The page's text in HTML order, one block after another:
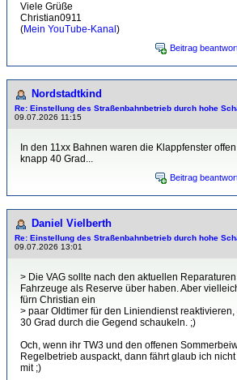
Viele Grüße
Christian0911
(Mein YouTube-Kanal )
Beitrag
Nordstadtkind
Re: Einstellung des Straßenbahnbetrieb durch hohe
09.07.2026 11:15
In den 11xx Bahnen waren die Klappfenster
knapp 40 Grad...
Beitrag
Daniel Vielberth
Re: Einstellung des Straßenbahnbetrieb durch hohe
09.07.2026 13:01
> Die VAG sollte nach den aktuellen
Fahrzeuge als Reserve über haben. Aber
fürn Christian ein
> paar Oldtimer für den Liniendienst
30 Grad durch die Gegend schaukeln. ;)
Och, wenn ihr TW3 und den offenen
Regelbetrieb auspackt, dann fährt glaub ich
mit ;)